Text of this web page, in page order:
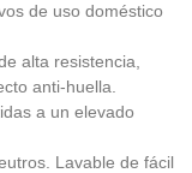
de uso doméstico
alta resistencia,
anti‐huella.
a un elevado
Lavable de fácil